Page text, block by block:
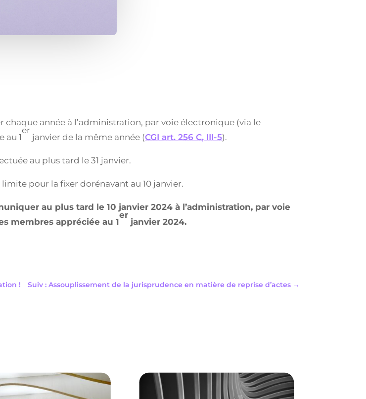
année à l’administration, par voie électronique (via le
au 1
er
janvier de la même année (CGI art. 256 C, III-5).
au plus tard le 31 janvier.
pour la fixer dorénavant au 10 janvier.
au plus tard le 10 janvier 2024 à l’administration, par voie
membres appréciée au 1
er
janvier 2024.
! Suiv : Assouplissement de la jurisprudence en matière de reprise d’actes→